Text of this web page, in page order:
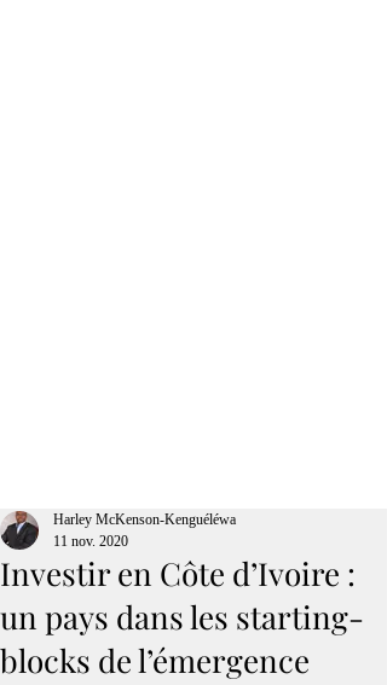
Investir en Côte d’Ivoire :
un pays dans les starting-
blocks de l’émergence
Harley McKenson-Kenguéléwa
11 nov. 2020